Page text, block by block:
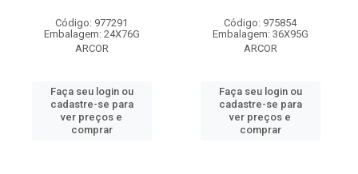
Código: 977291
Embalagem: 24X76G
ARCOR
Faça seu login ou
cadastre-se para
ver preços e
comprar
Código: 975854
Embalagem: 36X95G
ARCOR
Faça seu login ou
cadastre-se para
ver preços e
comprar